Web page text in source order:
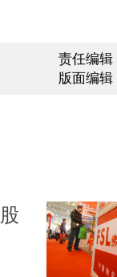
责任编辑
版面编